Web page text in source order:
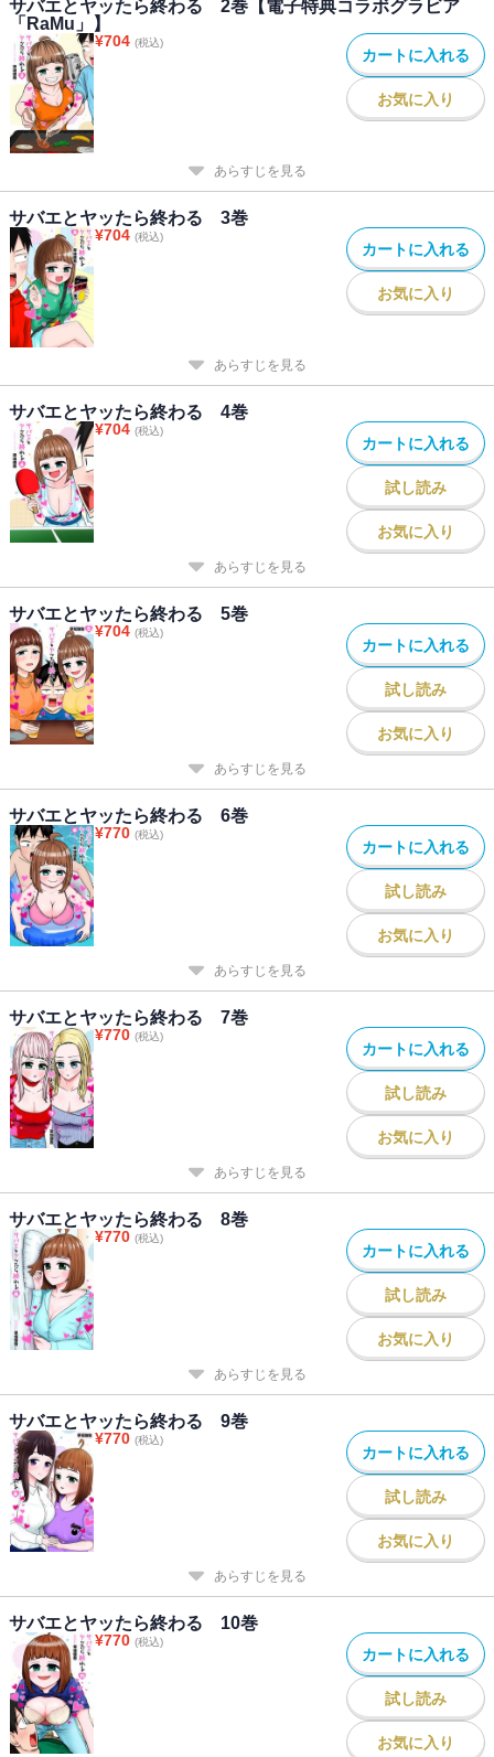
サバエとヤッたら終わる 2巻【電子特典コラボグラビア
「RaMu」】
¥704 (税込)
カートに入れる
お気に入り
あらすじを見る
サバエとヤッたら終わる 3巻
¥704 (税込)
カートに入れる
お気に入り
あらすじを見る
サバエとヤッたら終わる 4巻
¥704 (税込)
カートに入れる
試し読み
お気に入り
あらすじを見る
サバエとヤッたら終わる 5巻
¥704 (税込)
カートに入れる
試し読み
お気に入り
あらすじを見る
サバエとヤッたら終わる 6巻
¥770 (税込)
カートに入れる
試し読み
お気に入り
あらすじを見る
サバエとヤッたら終わる 7巻
¥770 (税込)
カートに入れる
試し読み
お気に入り
あらすじを見る
サバエとヤッたら終わる 8巻
¥770 (税込)
カートに入れる
試し読み
お気に入り
あらすじを見る
サバエとヤッたら終わる 9巻
¥770 (税込)
カートに入れる
試し読み
お気に入り
あらすじを見る
サバエとヤッたら終わる 10巻
¥770 (税込)
カートに入れる
試し読み
お気に入り